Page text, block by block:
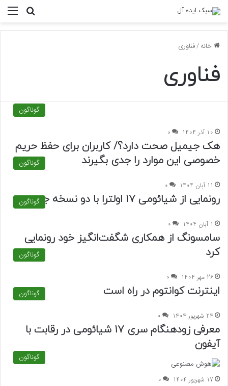
خانه/فناوری
فناوری
گوناگون
10 آذر 1404 0
هک جیمیل صحت دارد؟/ کاربران برای حفظ حریم
خصوصی این موارد را جدی بگیرند
گوناگون
11 آبان 1404 0
رونمایی از شیائومی ۱۷ اولترا با دو نسخه جدید گوناگون
1 آبان 1404 0
سامسونگ از همکاری شگفت‌انگیز خود رونمایی
کرد
گوناگون
26 مهر 1404 0
اینترنت کوانتوم در راه است گوناگون
24 شهریور 1404 0
معرفی زودهنگام سری 17 شیائومی در رقابت با
آیفون
گوناگون
17 شهریور 1404 0